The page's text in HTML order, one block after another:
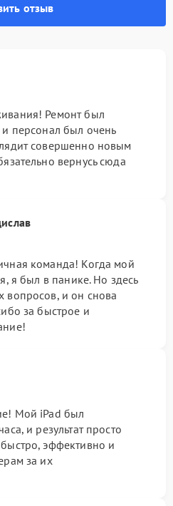
отзыв
Ремонт был
персонал был очень
совершенно новым
вернусь сюда
команда! Когда мой
я был в панике. Но здесь
вопросов, и он снова
за быстрое и
Мой iPad был
и результат просто
эффективно и
за их